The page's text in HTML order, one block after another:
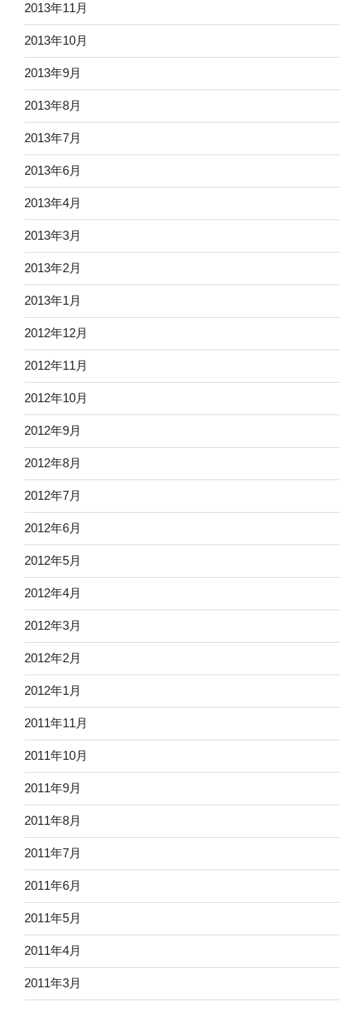
2013年11月
2013年10月
2013年9月
2013年8月
2013年7月
2013年6月
2013年4月
2013年3月
2013年2月
2013年1月
2012年12月
2012年11月
2012年10月
2012年9月
2012年8月
2012年7月
2012年6月
2012年5月
2012年4月
2012年3月
2012年2月
2012年1月
2011年11月
2011年10月
2011年9月
2011年8月
2011年7月
2011年6月
2011年5月
2011年4月
2011年3月